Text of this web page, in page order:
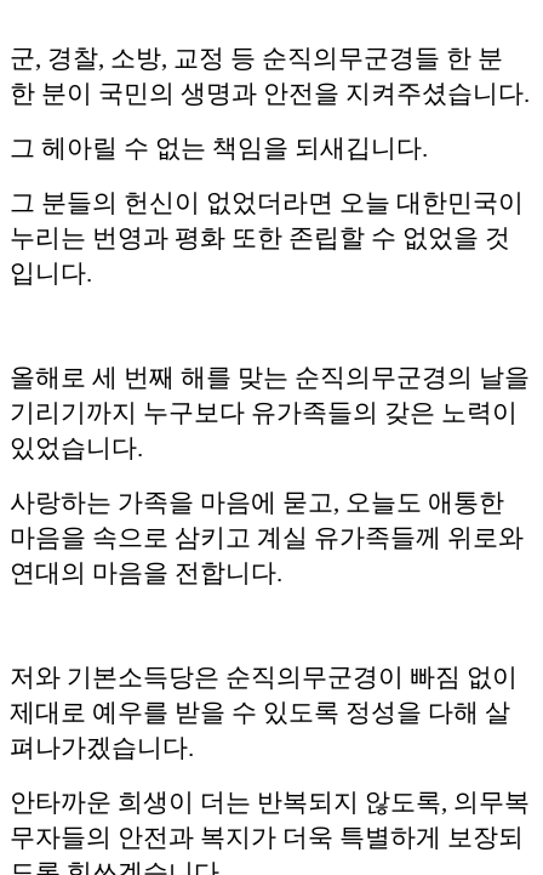
군, 경찰, 소방, 교정 등 순직의무군경들 한 분
한 분이 국민의 생명과 안전을 지켜주셨습니다.
그 헤아릴 수 없는 책임을 되새깁니다.
그 분들의 헌신이 없었더라면 오늘 대한민국이
누리는 번영과 평화 또한 존립할 수 없었을 것
입니다.
올해로 세 번째 해를 맞는 순직의무군경의 날을
기리기까지 누구보다 유가족들의 갖은 노력이
있었습니다.
사랑하는 가족을 마음에 묻고, 오늘도 애통한
마음을 속으로 삼키고 계실 유가족들께 위로와
연대의 마음을 전합니다.
저와 기본소득당은 순직의무군경이 빠짐 없이
제대로 예우를 받을 수 있도록 정성을 다해 살
펴나가겠습니다.
안타까운 희생이 더는 반복되지 않도록, 의무복
무자들의 안전과 복지가 더욱 특별하게 보장되